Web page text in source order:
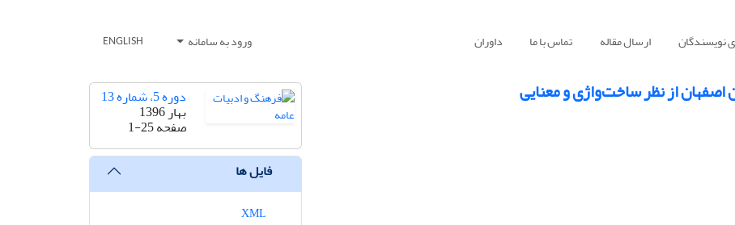
نویسندگان ارسال مقاله تماس با ما داوران ورود به سامانه ENGLISH
از نظر ساخت‌واژی و معنایی دوره 5، شماره 13
بهار 1396
صفحه1-25
فایل ها